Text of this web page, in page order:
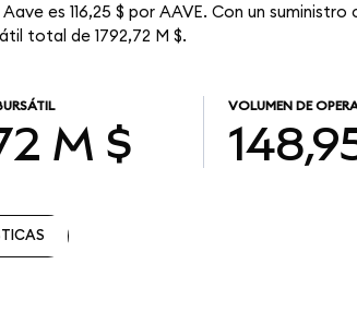
es 116,25 $ por AAVE. Con un
total de 1792,72 M $.
M $
VOLUMEN DE